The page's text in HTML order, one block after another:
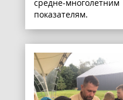
средне-многолетним
показателям.